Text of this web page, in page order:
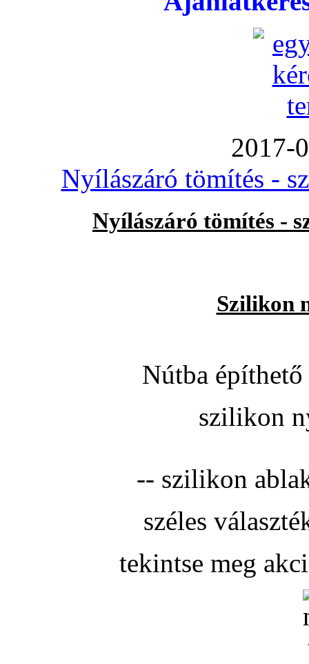
2017-
Nyílászáró tömítés -
Nyílászáró tömítés -
Szilikon
Nútba
szilikon
-- szilikon
széles
tekintse meg